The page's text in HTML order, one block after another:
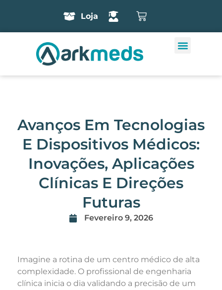
Loja
Avanços Em Tecnologias
E Dispositivos Médicos:
Inovações, Aplicações
Clínicas E Direções
Futuras
Fevereiro 9, 2026
Imagine a rotina de um centro médico de alta
complexidade. O profissional de engenharia
clínica inicia o dia validando a precisão de um